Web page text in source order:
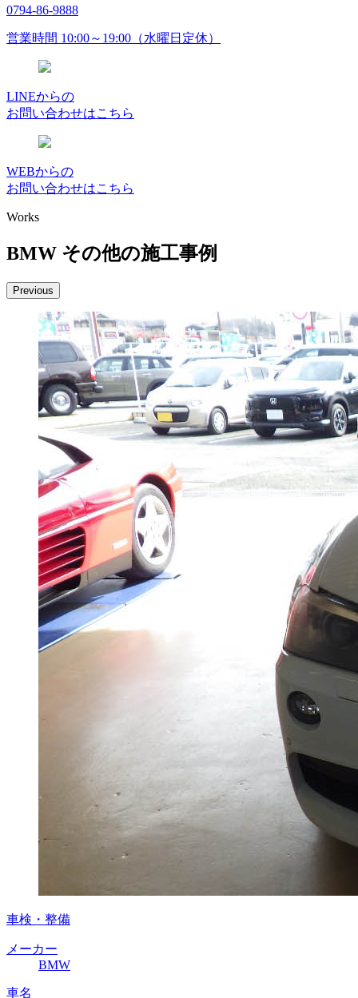
0794-86-9888
営業時間 10:00～19:00（水曜日定休）
LINEからの
お問い合わせはこちら
WEBからの
お問い合わせはこちら
Works
BMW その他の施工事例
Previous
車検・整備
メーカー
BMW
車名